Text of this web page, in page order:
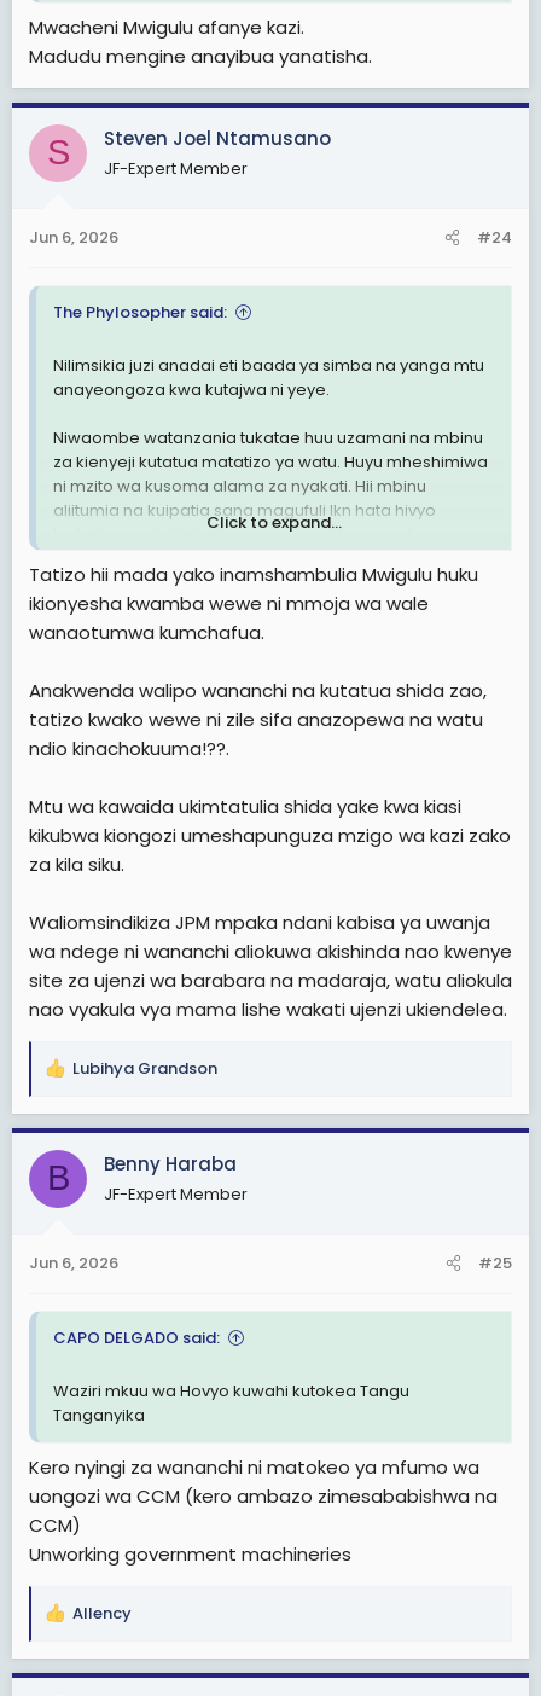
kutatua hata mambo madogodogo.
Pia soma:Dkt. Mwigulu: Nilishataka kila mmoja ajaze
fomu kitu alichonacho, nikaambiwa nitaleta taharuki
kwanza hiyo niachane nayo
Mwacheni Mwigulu afanye kazi.
Madudu mengine anayibua yanatisha.
S Steven Joel Ntamusano
JF-Expert Member
Jun 6, 2026 #24
The Phylosopher said:
Nilimsikia juzi anadai eti baada ya simba na yanga mtu
anayeongoza kwa kutajwa ni yeye.
Niwaombe watanzania tukatae huu uzamani na mbinu
za kienyeji kutatua matatizo ya watu. Huyu mheshimiwa
ni mzito wa kusoma alama za nyakati. Hii mbinu
aliitumia na kuipatia sana magufuli lkn hata hivyo
haikuja na suluhisho ingawa yeye alikuwa walau
kutatua hata mambo madogodogo.
Pia soma:Dkt. Mwigulu: Nilishataka kila mmoja ajaze
kwanza hiyo niachane nayo
Click to expand...
Tatizo hii mada yako inamshambulia Mwigulu huku
ikionyesha kwamba wewe ni mmoja wa wale
wanaotumwa kumchafua.
Anakwenda walipo wananchi na kutatua shida zao,
tatizo kwako wewe ni zile sifa anazopewa na watu
ndio kinachokuuma!??.
Mtu wa kawaida ukimtatulia shida yake kwa kiasi
kikubwa kiongozi umeshapunguza mzigo wa kazi zako
za kila siku.
Waliomsindikiza JPM mpaka ndani kabisa ya uwanja
wa ndege ni wananchi aliokuwa akishinda nao kwenye
site za ujenzi wa barabara na madaraja, watu aliokula
nao vyakula vya mama lishe wakati ujenzi ukiendelea.
R
a
c
i
s
Lubihya Grandson
B Benny Haraba
JF-Expert Member
Jun 6, 2026 #25
CAPO DELGADO said:
Waziri mkuu wa Hovyo kuwahi kutokea Tangu
Tanganyika
Kero nyingi za wananchi ni matokeo ya mfumo wa
uongozi wa CCM (kero ambazo zimesababishwa na
CCM)
Unworking government machineries
R
a
Allency